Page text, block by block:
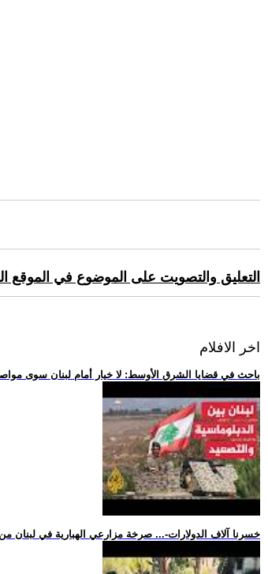
التعليق والتصويت على الموضوع في الموقع
اخر الافلام
.. باحث في قضايا الشرق الأوسط: لا خيار أمام لبنان سوى
.. -خسرنا آلاف الدولارات-... صرخة مزارعي الهبارية في لبنان من